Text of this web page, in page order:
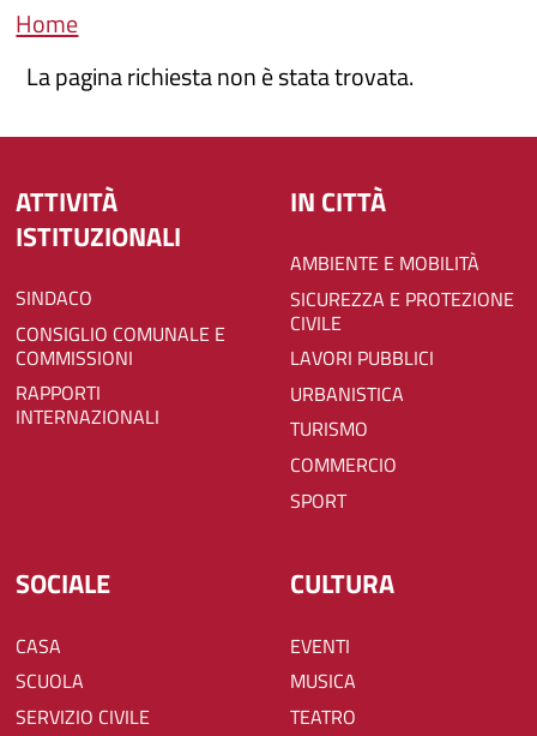
Briciole di pane
Home
La pagina richiesta non è stata trovata.
ATTIVITÀ
ISTITUZIONALI
SINDACO
CONSIGLIO COMUNALE E
COMMISSIONI
RAPPORTI
INTERNAZIONALI
IN CITTÀ
AMBIENTE E MOBILITÀ
SICUREZZA E PROTEZIONE
CIVILE
LAVORI PUBBLICI
URBANISTICA
TURISMO
COMMERCIO
SPORT
SOCIALE
CASA
SCUOLA
SERVIZIO CIVILE
CULTURA
EVENTI
MUSICA
TEATRO